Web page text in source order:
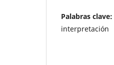
Palabras clave:
interpretación